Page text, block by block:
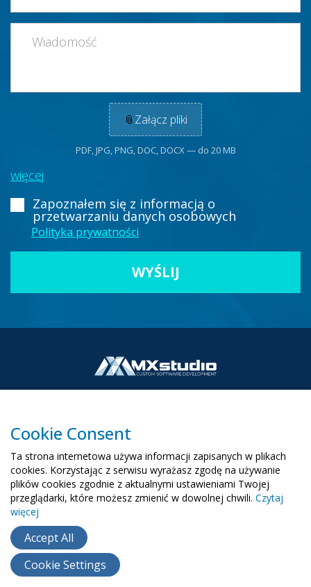
📎 Załącz pliki
PDF, JPG, PNG, DOC, DOCX — do 20 MB
więcej
Zapoznałem się z informacją o
przetwarzaniu danych osobowych
Polityka prywatności
biuro@mx-studio.pl
+48 574 665 299
Copyright ©
Cookie Consent
Ta strona internetowa używa informacji zapisanych w plikach
cookies. Korzystając z serwisu wyrażasz zgodę na używanie
plików cookies zgodnie z aktualnymi ustawieniami Twojej
przeglądarki, które możesz zmienić w dowolnej chwili. Czytaj
więcej
Accept All
Cookie Settings